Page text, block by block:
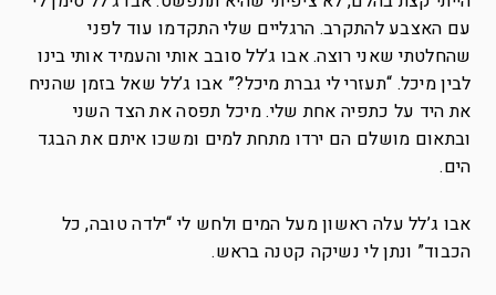
עם האצבע להתקרב. הרגליים שלי התקדמו עוד לפני
שהחלטתי שאני רוצה. אבו ג’לל סובב אותי והעמיד אותי בינו
לבין מיכל. “תעזרי לי גברת מיכל?” אבו ג’לל שאל בזמן שהניח
את היד על כתפיה אחת שלי. מיכל תפסה את הצד השני
ובתאום מושלם הם ירדו מתחת למים ומשכו איתם את הבגד
הים.
אבו ג’לל עלה ראשון מעל המים ולחש לי “ילדה טובה, כל
הכבוד” ונתן לי נשיקה קטנה בראש.